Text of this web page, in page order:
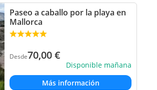
Paseo a caballo por la playa en
Mallorca
Desde70,00€
Disponible mañana
Más información